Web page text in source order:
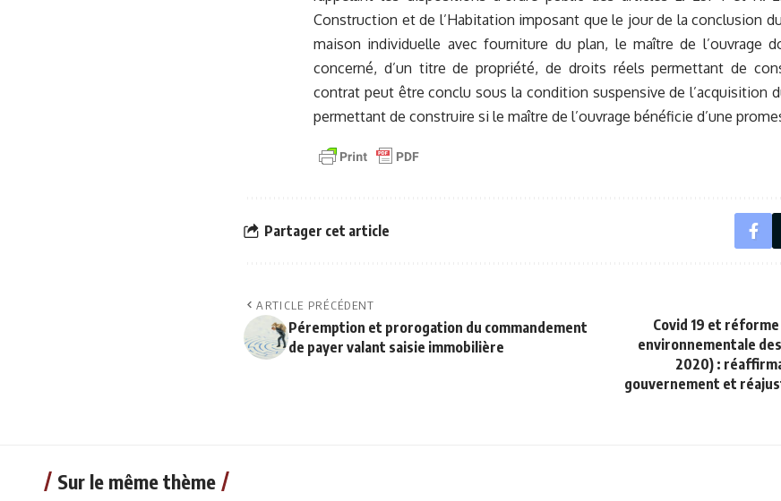
Construction et de l’Habitation imposant que le jour de la conclusion
maison individuelle avec fourniture du plan, le maître de l’ouvrage
concerné, d’un titre de propriété, de droits réels permettant de
contrat peut être conclu sous la condition suspensive de l’acquisition
permettant de construire si le maître de l’ouvrage bénéficie d’une
Partager cet article
ARTICLE PRÉCÉDENT
Péremption et prorogation du commandement
de payer valant saisie immobilière
Covid 19 et
environnementale
2020) :
gouvernement et
Sur le même thème